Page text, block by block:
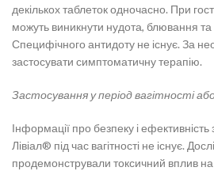
декількох таблеток одночасно. При
можуть виникнути нудота, блювання та
Специфічного антидоту не існує. За
застосувати симптоматичну терапію.
Застосування у період вагітності
Інформації про безпеку і
Лівіал® під час вагітності не існує.
продемонстрували токсичний вплив